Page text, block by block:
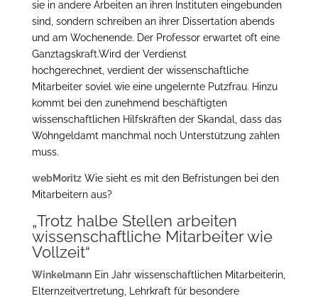
sie in andere Arbeiten an ihren Instituten eingebunden
sind, sondern schreiben an ihrer Dissertation abends
und am Wochenende. Der Professor erwartet oft eine
Ganztagskraft.Wird der Verdienst
hochgerechnet, verdient der wissenschaftliche
Mitarbeiter soviel wie eine ungelernte Putzfrau. Hinzu
kommt bei den zunehmend beschäftigten
wissenschaftlichen Hilfskräften der Skandal, dass das
Wohngeldamt manchmal noch Unterstützung zahlen
muss.
webMoritzWie sieht es mit den Befristungen bei den
Mitarbeitern aus?
„Trotz halbe Stellen arbeiten
wissenschaftliche Mitarbeiter wie
Vollzeit“
WinkelmannEin Jahr wissenschaftlichen Mitarbeiterin,
Elternzeitvertretung, Lehrkraft für besondere